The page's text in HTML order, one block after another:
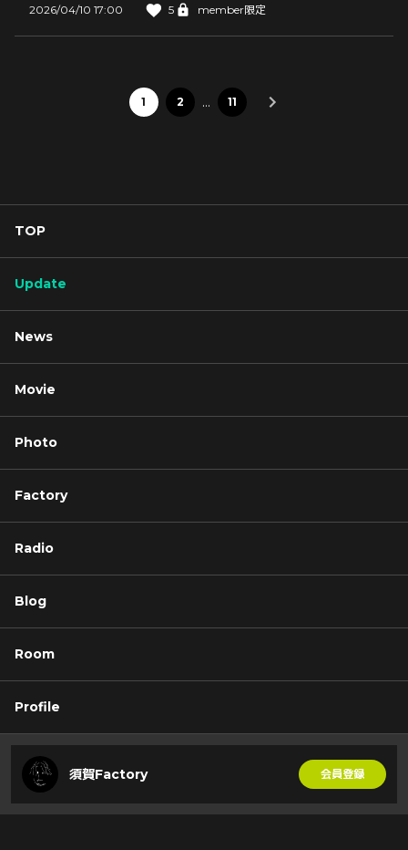
2026/04/10 17:00
5 member限定
1 2 … 11
TOP
Update
News
Movie
Photo
Factory
Radio
Blog
Room
Profile
須賀Factory 会員登録